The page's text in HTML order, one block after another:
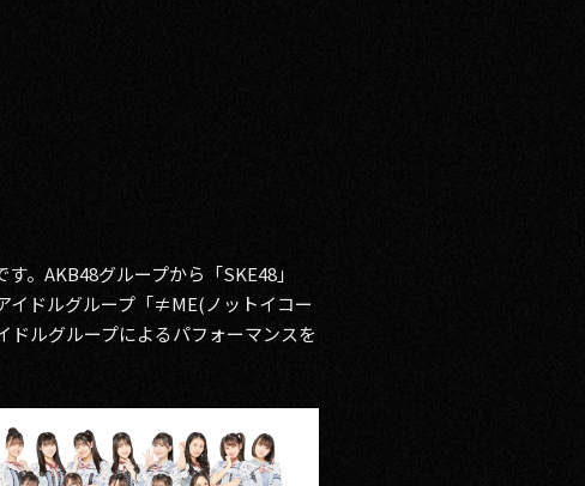
。AKB48グループから「SKE48」
イドルグループ「≠ME(ノットイコー
ルグループによるパフォーマンスを